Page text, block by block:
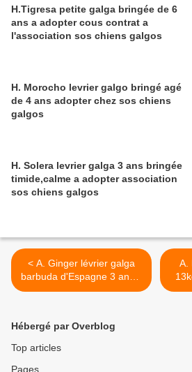
H.Tigresa petite galga bringée de 6
ans a adopter cous contrat a
l'association sos chiens galgos
H. Morocho levrier galgo bringé agé
de 4 ans adopter chez sos chiens
galgos
H. Solera levrier galga 3 ans bringée
timide,calme a adopter association
sos chiens galgos
< A. Ginger lévrier galga
barbuda d'Espagne 3 ans à
adopter chez sos chiens
A.
13kgs
Hébergé par Overblog
Top articles
Pages